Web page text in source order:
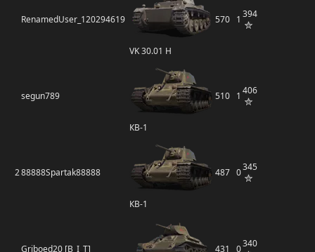
RenamedUser_120294619
VK 30.01 H
570 1 394
segun789
КВ-1
510 1 406
288888Spartak88888
КВ-1
487 0345
Griboed20 [B_I_T] 431 0340